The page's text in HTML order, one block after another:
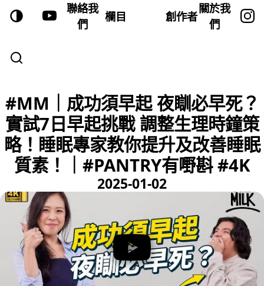
聯絡我
們
欄目 創作者
關於我
們
#MM｜成功須早起 夜瞓必早死？
實試7日早起挑戰 調整生理時鐘策
略！睡眠專家教你提升及改善睡眠
質素！｜#PANTRY有嘢斟 #4K
2025-01-02